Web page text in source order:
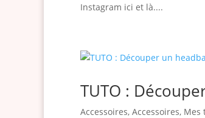
Instagram ici et là....
TUTO :
Accessoires, Accessoires, Mes